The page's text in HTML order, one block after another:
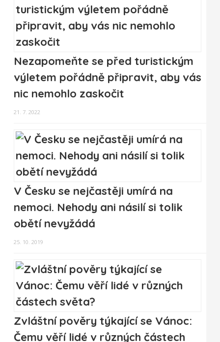
Nezapomeňte se před turistickým
výletem pořádně připravit, aby vás
nic nemohlo zaskočit
21. 7. 2022
V Česku se nejčastěji umírá na
nemoci. Nehody ani násilí si tolik
obětí nevyžádá
25. 10. 2019
Zvláštní pověry týkající se Vánoc:
Čemu věří lidé v různých částech